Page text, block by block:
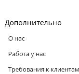
Дополнительно
О нас
Работа у нас
Требования к клиентам